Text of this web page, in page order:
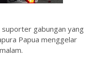
suporter gabungan yang
Papua menggelar